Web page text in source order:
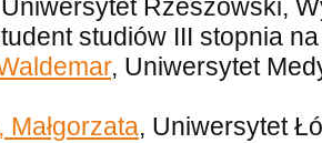
Rzeszowski,
studiów III stopnia
, Uniwersytet
, Uniwersytet